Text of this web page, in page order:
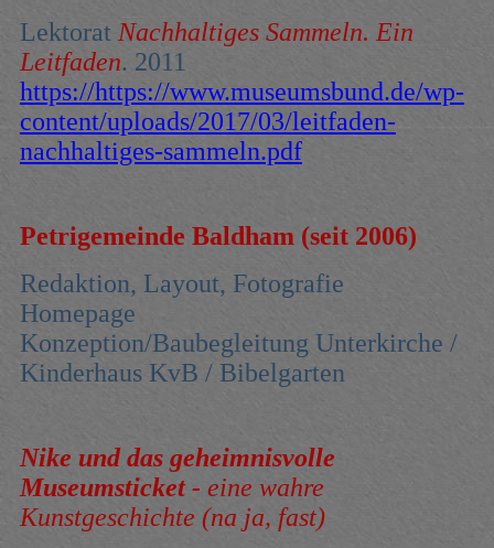
Lektorat Nachhaltiges Sammeln. Ein
Leitfaden. 2011
https://https://www.museumsbund.de/wp-
content/uploads/2017/03/leitfaden-
nachhaltiges-sammeln.pdf
Petrigemeinde Baldham (seit 2006)
Redaktion, Layout, Fotografie
Homepage
Konzeption/Baubegleitung Unterkirche /
Kinderhaus KvB / Bibelgarten
Nike und das geheimnisvolle
Museumsticket - eine wahre
Kunstgeschichte (na ja, fast)